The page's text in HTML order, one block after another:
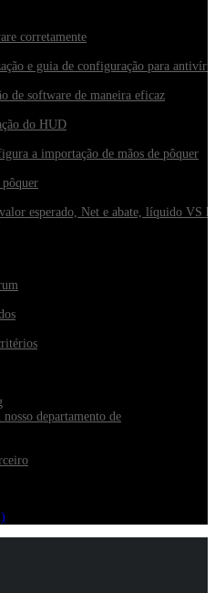
corretamente
e guia de configuração para
de software de maneira eficaz
do HUD
a importação de mãos de pôquer
esperado, Net e abate, líquido VS
departamento de